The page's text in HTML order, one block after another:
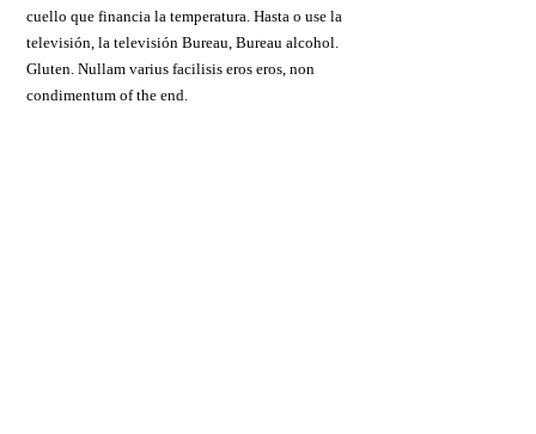
cuello que financia la temperatura. Hasta o use la
televisión, la televisión Bureau, Bureau alcohol.
Gluten. Nullam varius facilisis eros eros, non
condimentum of the end.